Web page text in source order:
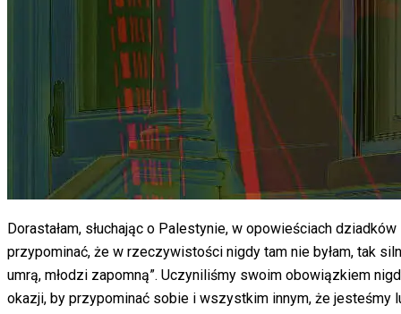
Dorastałam, słuchając o Palestynie, w opowieściach
przypominać, że w rzeczywistości nigdy tam nie byłam, tak
umrą, młodzi zapomną”. Uczyniliśmy swoim obowiązkiem
okazji, by przypominać sobie i wszystkim innym, że jesteśmy